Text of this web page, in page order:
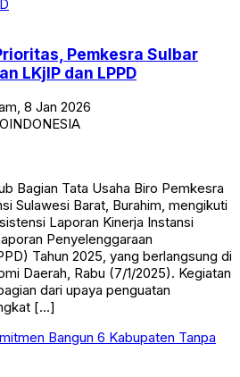
Pemkesra Sulbar
LKjIP dan LPPD
8 Jan 2026
Bagian Tata Usaha Biro Pemkesra
Sulawesi Barat, Burahim, mengikuti
Laporan Kinerja Instansi
Penyelenggaraan
Tahun 2025, yang berlangsung di
Daerah, Rabu (7/1/2025). Kegiatan
dari upaya penguatan
[…]